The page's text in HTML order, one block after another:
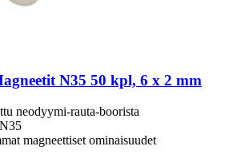
N35 50 kpl, 6 x 2 mm
neodyymi-rauta-boorista
magneettiset ominaisuudet